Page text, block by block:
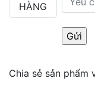
HÀNG
Chia sẻ sản phẩm